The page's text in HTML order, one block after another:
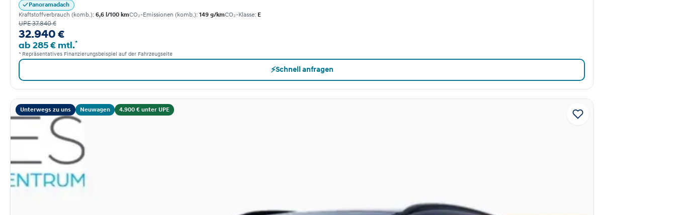
Panoramadach
Kraftstoffverbrauch (komb.): 6,6 l/100 kmCO₂-Emissionen (komb.): 149 g/kmCO₂-Klasse: E
UPE 37.840 €
32.940 €
ab 285 € mtl.*
* Repräsentatives Finanzierungsbeispiel auf der Fahrzeugseite
⚡Schnell anfragen
Unterwegs zu uns Neuwagen 4.900 € unter UPE